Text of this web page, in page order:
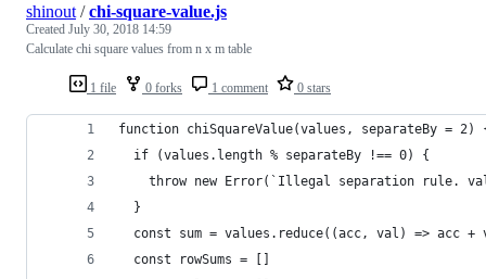
1 file 0 forks 1 comment 0 stars
shinout /chi-square-value.js
Created July 30, 2018 14:59
Calculate chi square values from n x m table
function chiSquareValue(values, separateBy = 2)
  if (values.length % separateBy !== 0) {
throw new Error(`Illegal separation rule.
  }
const sum = values.reduce((acc, val) => acc +
  const rowSums = []